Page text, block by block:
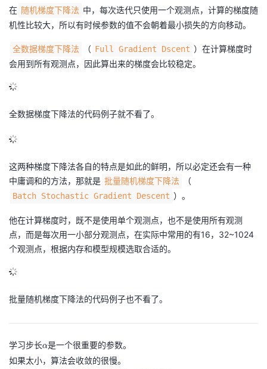
在 随机梯度下降法 中，每次迭代只使用一个观测点，计算的梯度随
机性比较大，所以有时候参数的值不会朝着最小损失的方向移动。
全数据梯度下降法 （ Full Gradient Dscent ）在计算梯度时
会用到所有观测点，因此算出来的梯度会比较稳定。
全数据梯度下降法的代码例子就不看了。
这两种梯度下降法各自的特点是如此的鲜明，所以必定还会有一种
中庸调和的方法，那就是 批量随机梯度下降法 （
Batch Stochastic Gradient Descent ）。
他在计算梯度时，既不是使用单个观测点，也不是使用所有观测
点，而是每次用一小部分观测点，在实际中常用的有16，32~1024
个观测点，根据内存和模型规模选取合适的。
批量随机梯度下降法的代码例子也不看了。
学习步长\
α是一个很重要的参数。
如果太小，算法会收敛的很慢。